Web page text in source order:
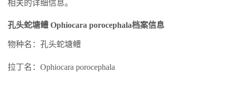
相关的详细信息。
孔头蛇塘鳢 Ophiocara porocephala档案信息
物种名：孔头蛇塘鳢
拉丁名：Ophiocara porocephala